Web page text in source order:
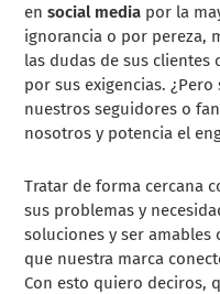
ensocial media por la
ignorancia o por pereza,
las dudas de sus
por sus exigencias.
nuestros seguidores o
nosotros y potencia el
Tratar de forma cercana
sus problemas y
soluciones y ser
que nuestra marca
Con esto quiero deciros,